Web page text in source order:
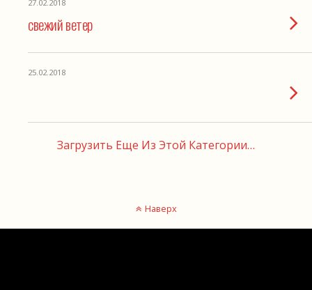
27.02.2018
свежий ветер
25.02.2018
Загрузить Еще Из Этой Категории…
Наверх